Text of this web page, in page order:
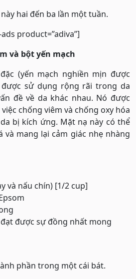
hai đến ba lần một tuần.
product=”adiva”]
và bột yến mạch
(yến mạch nghiền mịn được
sử dụng rộng rãi trong da
đề về da khác nhau. Nó được
chống viêm và chống oxy hóa
bị kích ứng. Mặt nạ này có thể
mang lại cảm giác nhẹ nhàng
và nấu chín) [1/2 cup]
được sự đồng nhất mong
phần trong một cái bát.